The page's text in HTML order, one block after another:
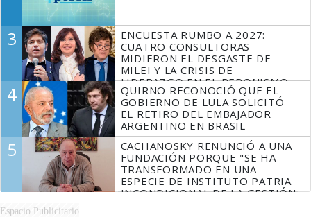
3
ENCUESTA RUMBO A 2027:
CUATRO CONSULTORAS
MIDIERON EL DESGASTE DE
MILEI Y LA CRISIS DE
LIDERAZGO EN EL PERONISMO
4
QUIRNO RECONOCIÓ QUE EL
GOBIERNO DE LULA SOLICITÓ
EL RETIRO DEL EMBAJADOR
ARGENTINO EN BRASIL
5
CACHANOSKY RENUNCIÓ A UNA
FUNDACIÓN PORQUE "SE HA
TRANSFORMADO EN UNA
ESPECIE DE INSTITUTO PATRIA
INCONDICIONAL DE LA GESTIÓN
Espacio Publicitario